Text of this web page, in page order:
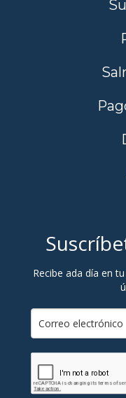
Recibe ada día en